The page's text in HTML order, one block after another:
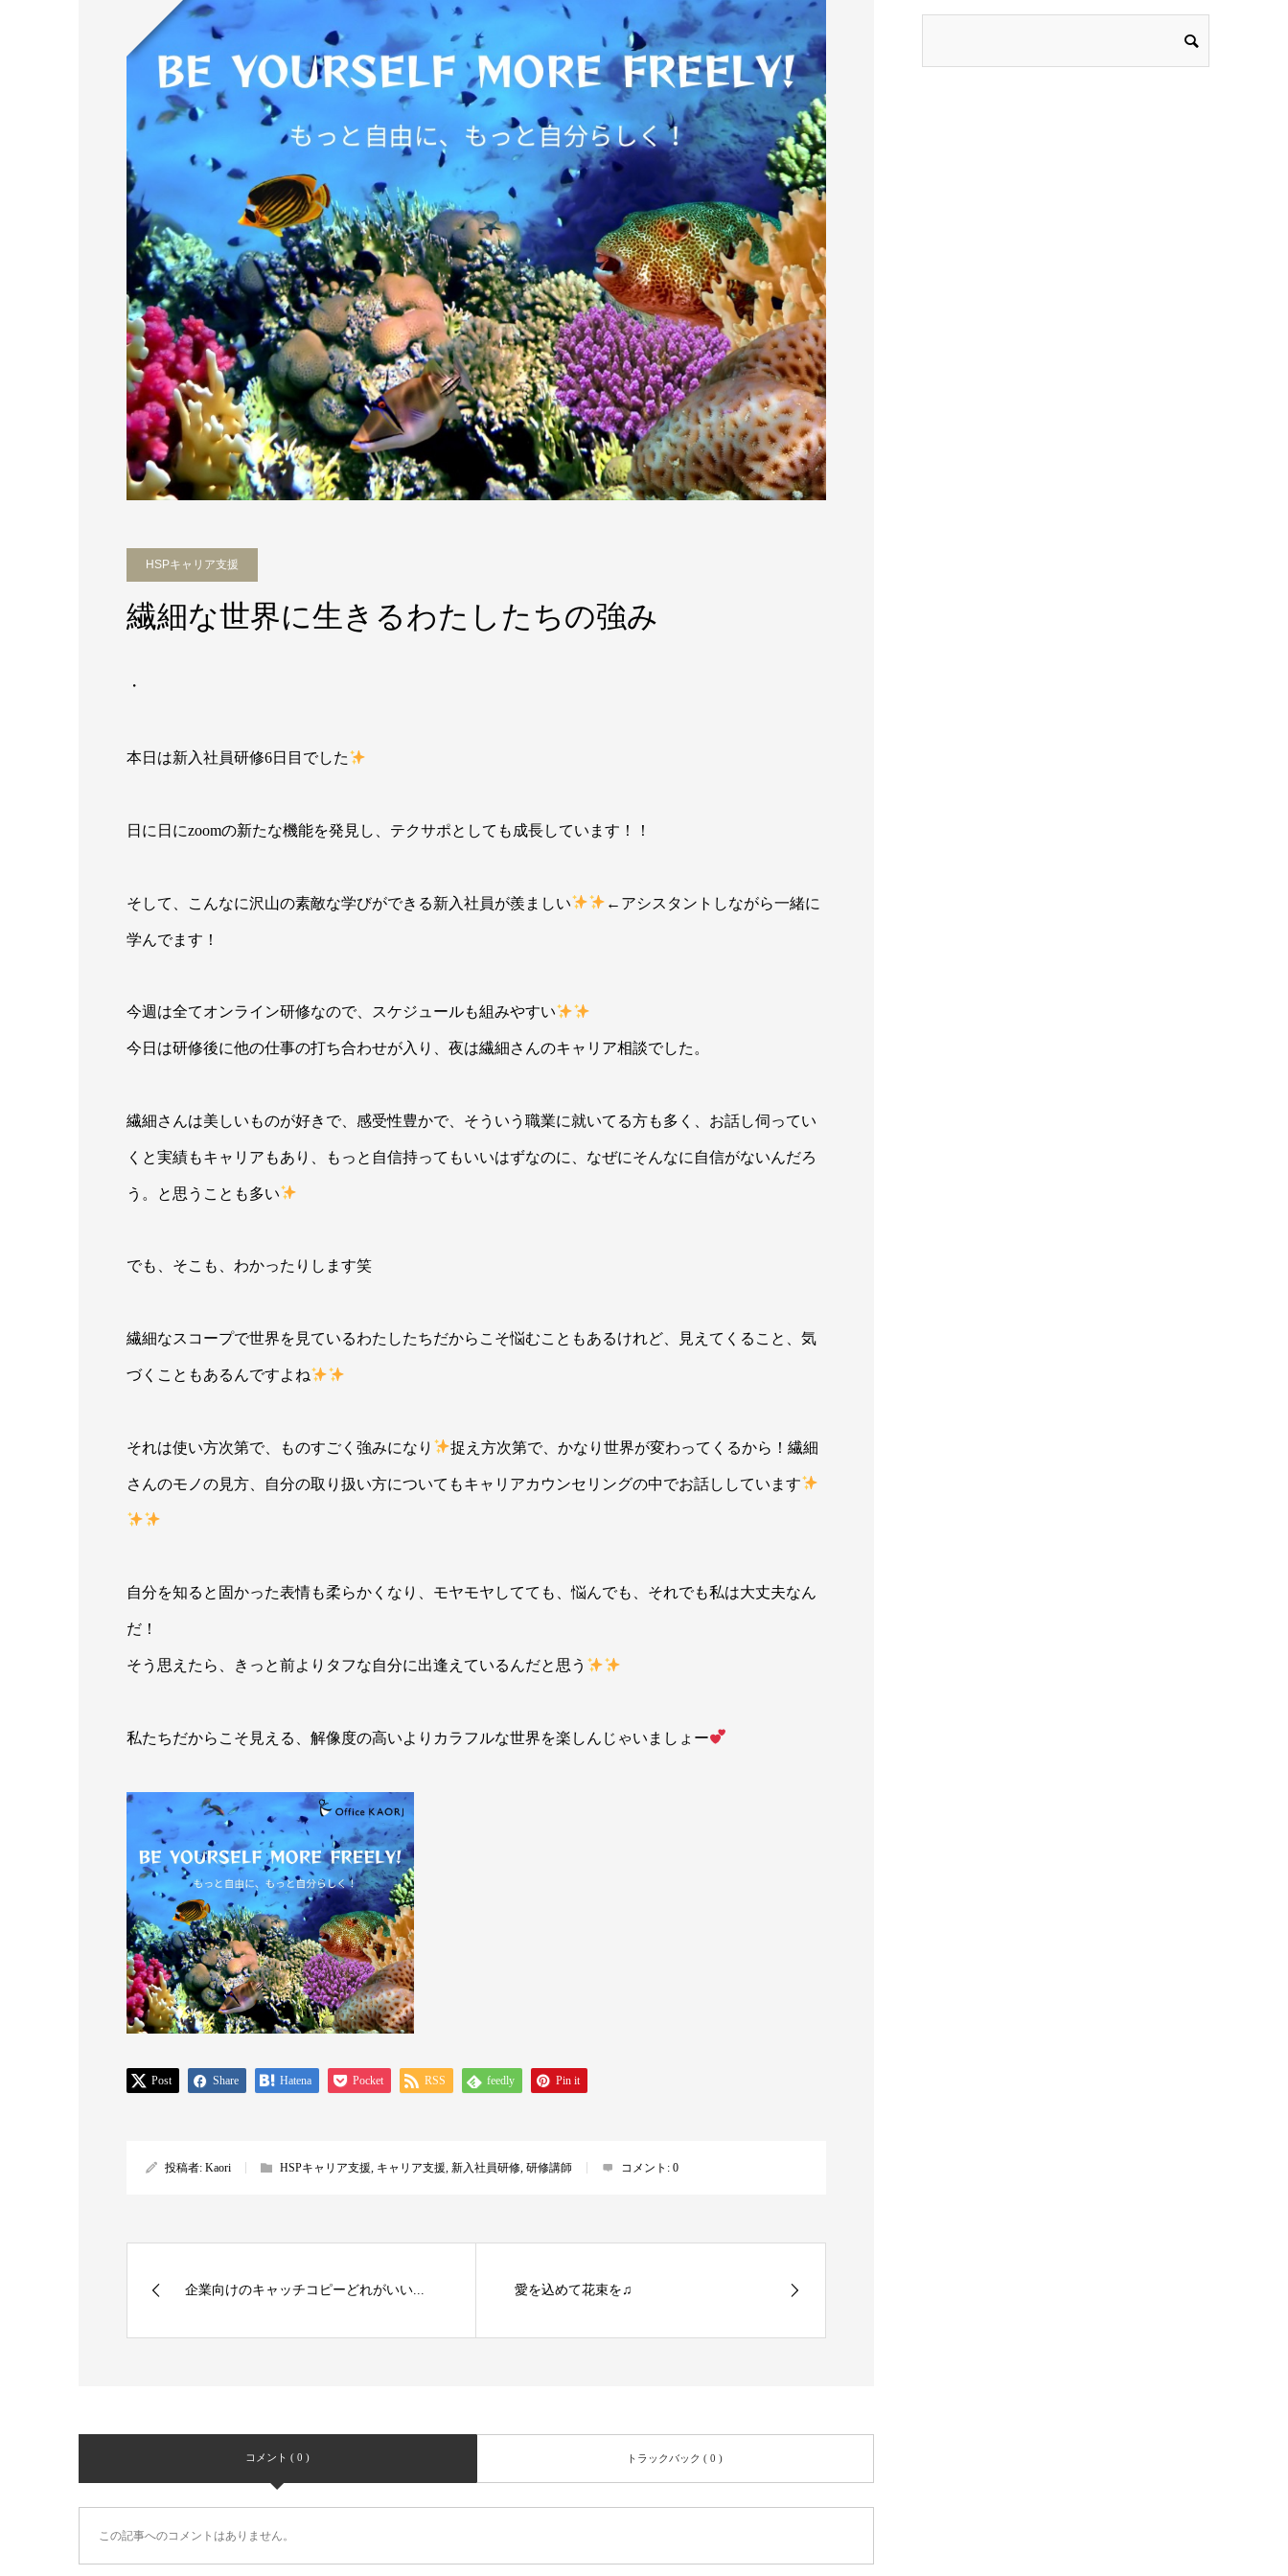
HSPキャリア支援
繊細な世界に生きるわたしたちの強み
・
本日は新入社員研修6日目でした
日に日にzoomの新たな機能を発見し、テクサポとしても成長しています！！
そして、こんなに沢山の素敵な学びができる新入社員が羨ましい ←アシスタントしながら一緒に
学んでます！
今週は全てオンライン研修なので、スケジュールも組みやすい
今日は研修後に他の仕事の打ち合わせが入り、夜は繊細さんのキャリア相談でした。
繊細さんは美しいものが好きで、感受性豊かで、そういう職業に就いてる方も多く、お話し伺ってい
くと実績もキャリアもあり、もっと自信持ってもいいはずなのに、なぜにそんなに自信がないんだろ
う。と思うことも多い
でも、そこも、わかったりします笑
繊細なスコープで世界を見ているわたしたちだからこそ悩むこともあるけれど、見えてくること、気
づくこともあるんですよね
それは使い方次第で、ものすごく強みになり 捉え方次第で、かなり世界が変わってくるから！繊細
さんのモノの見方、自分の取り扱い方についてもキャリアカウンセリングの中でお話ししています
自分を知ると固かった表情も柔らかくなり、モヤモヤしてても、悩んでも、それでも私は大丈夫なん
だ！
そう思えたら、きっと前よりタフな自分に出逢えているんだと思う
私たちだからこそ見える、解像度の高いよりカラフルな世界を楽しんじゃいましょー
Post Share Hatena Pocket RSS feedly Pin it
投稿者: Kaori HSPキャリア支援 キャリア支援 新入社員研修 研修講師 コメント: 0
企業向けのキャッチコピーどれがいい... 愛を込めて花束を♫
コメント ( 0 ) トラックバック ( 0 )
この記事へのコメントはありません。